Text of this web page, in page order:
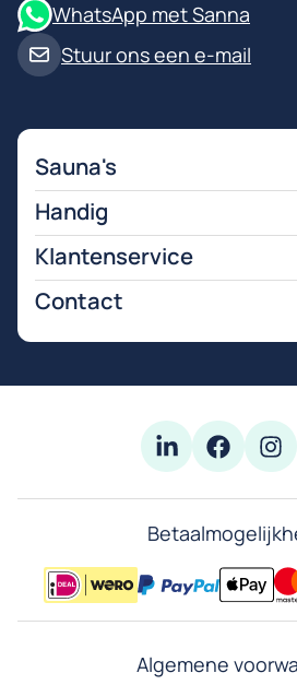
Stuur ons een e-mail
WhatsApp met Sanna
Sauna's
Handig
Klantenservice
Contact
Algemene